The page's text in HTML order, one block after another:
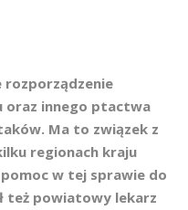
rozporządzenie
oraz innego ptactwa
Ma to związek z
regionach kraju
w tej sprawie do
też powiatowy lekarz